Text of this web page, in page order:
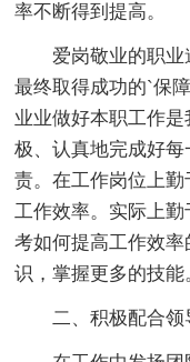
率不断得到提高。
爱岗敬业的职
最终取得成功的`保
业业做好本职工作
极、认真地完成好
责。在工作岗位上
工作效率。实际上
考如何提高工作效
识，掌握更多的技能
二、积极配合领